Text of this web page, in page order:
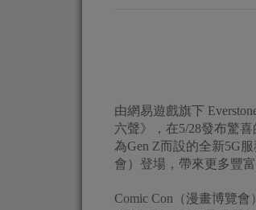
由網易遊戲旗下
六聲》，在5/28發布驚
為Gen Z而設的全新5G
會）登場，帶來更多豐富
Comic Con（漫畫博覽